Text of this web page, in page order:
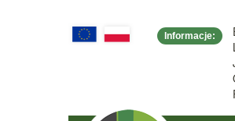
Informacje: